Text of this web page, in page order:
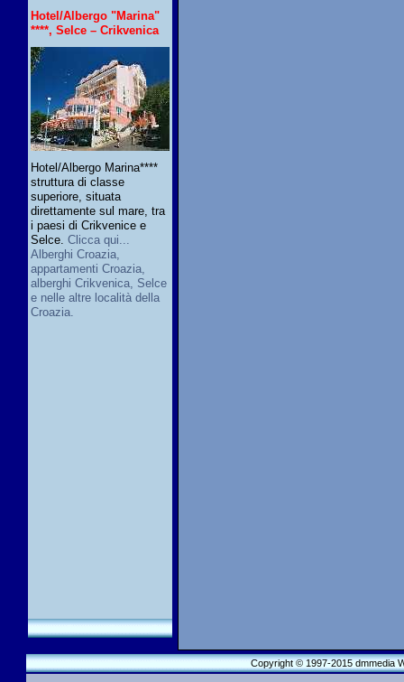
Hotel/Albergo "Marina"
****, Selce – Crikvenica
Hotel/Albergo Marina****
struttura di classe
superiore, situata
direttamente sul mare, tra
i paesi di Crikvenice e
Selce. Clicca qui...
Alberghi Croazia,
appartamenti Croazia,
alberghi Crikvenica, Selce
e nelle altre località della
Croazia.
Copyright © 1997-2015 dmmedia